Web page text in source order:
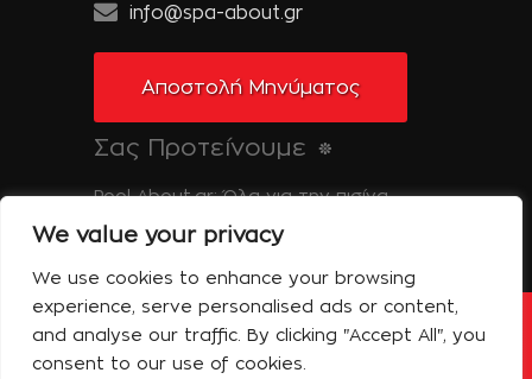
We value your privacy
We use cookies to enhance your browsing
experience, serve personalised ads or content,
and analyse our traffic. By clicking "Accept All", you
consent to our use of cookies.
info@spa-about.gr
Αποστολή Μηνύματος
Σας Προτείνουμε
Pool-About.gr: Όλα για την πισίνα
Tinos-About.gr: Ανακαλύψτε την Τήνο
Copyright © 2014 Spa About | All Rights
Reserved | Powered by Shell-iT